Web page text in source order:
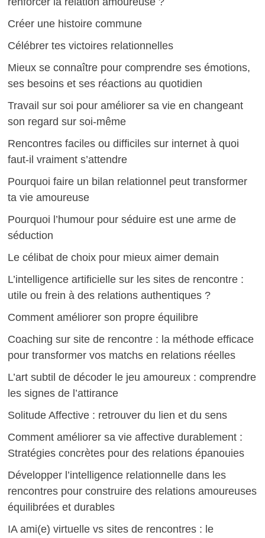
Créer une histoire commune
Célébrer tes victoires relationnelles
Mieux se connaître pour comprendre ses émotions,
ses besoins et ses réactions au quotidien
Travail sur soi pour améliorer sa vie en changeant
son regard sur soi-même
Rencontres faciles ou difficiles sur internet à quoi
faut-il vraiment s’attendre
Pourquoi faire un bilan relationnel peut transformer
ta vie amoureuse
Pourquoi l’humour pour séduire est une arme de
séduction
Le célibat de choix pour mieux aimer demain
L’intelligence artificielle sur les sites de rencontre :
utile ou frein à des relations authentiques ?
Comment améliorer son propre équilibre
Coaching sur site de rencontre : la méthode efficace
pour transformer vos matchs en relations réelles
L’art subtil de décoder le jeu amoureux : comprendre
les signes de l’attirance
Solitude Affective : retrouver du lien et du sens
Comment améliorer sa vie affective durablement :
Stratégies concrètes pour des relations épanouies
Développer l’intelligence relationnelle dans les
rencontres pour construire des relations amoureuses
équilibrées et durables
IA ami(e) virtuelle vs sites de rencontres : le